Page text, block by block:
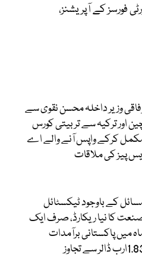
وزیر داخلہ محسن نقوی سے
اور ترکیہ سے تربیتی کورس
کرکے واپس آنے والے اے
پیز کی ملاقات
کے باوجود ٹیکسٹائل
کا نیا ریکارڈ، صرف ایک
میں پاکستانی برآمدات
ڈالر سے تجاوز
فورسز کے آپریشنز،